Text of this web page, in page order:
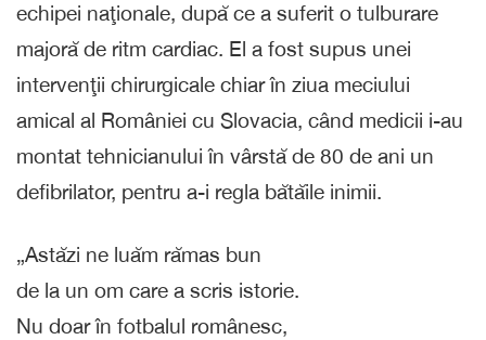
echipei naţionale, după ce a suferit o tulburare
majoră de ritm cardiac. El a fost supus unei
intervenţii chirurgicale chiar în ziua meciului
amical al României cu Slovacia, când medicii i-au
montat tehnicianului în vârstă de 80 de ani un
defibrilator, pentru a-i regla bătăile inimii.
„Astăzi ne luăm rămas bun
de la un om care a scris istorie.
Nu doar în fotbalul românesc,